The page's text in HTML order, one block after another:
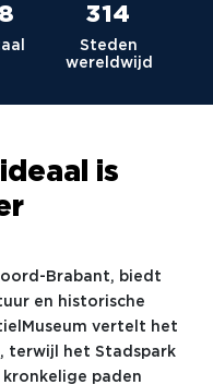
315
Steden
wereldwijd
is
Brabant, biedt
en historische
vertelt het
terwijl het Stadspark
paden